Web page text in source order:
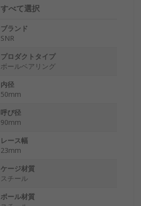
すべて選択
ブランド
SNR
プロダクトタイプ
ボールベアリング
内径
50mm
呼び径
90mm
レース幅
23mm
ケージ材質
スチール
ボール材質